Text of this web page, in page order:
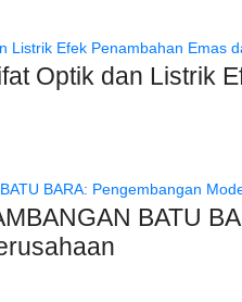
Optik dan Listrik
BATU